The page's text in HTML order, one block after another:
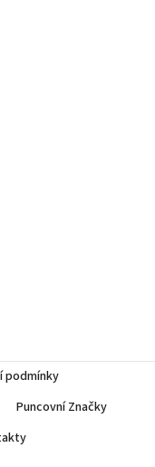
podmínky
Puncovní Značky